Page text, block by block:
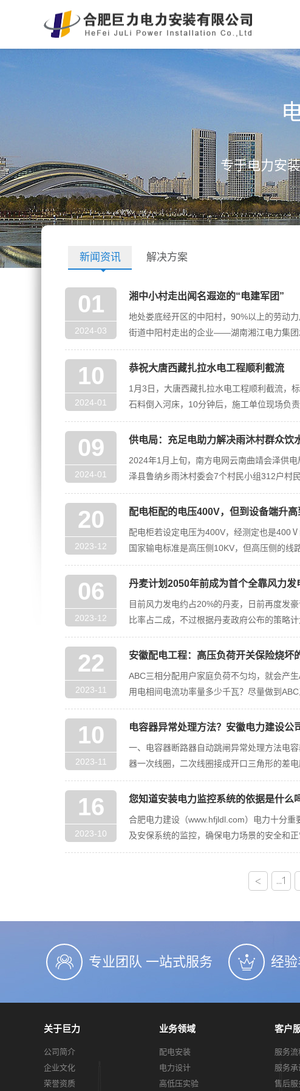
专于电力安
新闻资讯 解决方案
01
2024-03
湘中小村走出闻名遐迩的“电建军团”
地处娄底经开区的中阳村，90%以上的劳动
街道中阳村走出的企业——湖南湘江电力集
10
2024-01
恭祝大唐西藏扎拉水电工程顺利截流
1月3日，大唐西藏扎拉水电工程顺利截流，
石料倒入河床，10分钟后，施工单位现场负
09
2024-01
供电局：充足电助力解决雨沐村群众饮
2024年1月上旬，南方电网云南曲靖会泽供
泽县鲁纳乡雨沐村委会7个村民小组312户村
里，
20
2023-12
配电柜配的电压400V，但到设备端升高
配电柜若设定电压为400V，经测定也是
国家输电标准是高压侧10KV，但高压侧的
06
2023-12
丹麦计划2050年前成为首个全靠风力发
目前风力发电约占20%的丹麦，日前再度发
比率占二成，不过根据丹麦政府公布的策略
国家
22
2023-11
安徽配电工程：高压负荷开关保险烧坏
ABC三相分配用户家庭负荷不匀均，就会产
用电相间电流功率量多少千瓦？尽量做到
10
2023-11
电容器异常处理方法？安徽电力建设公
一、电容器断路器自动跳闸异常处理方法电
器一次线圈，二次线圈接成开口三角形的差
肚、喷油。并对电容器
16
2023-10
您知道安装电力监控系统的依据是什么
合肥电力建设（www.hfjldl.com）电力十分
及安保系统的监控，确保电力场景的安全和正
< ...1
专业团队 一站式服务 经
关于巨力
公司简介
企业文化
荣誉资质
业务领域
配电安装
电力设计
高低压实验
客户
服务流
服务承
售后服